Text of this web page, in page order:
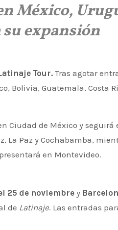
México,
expansión
Tour. Tras agotar
Bolivia, Guatemala, Costa
Ciudad de México y seguirá
La Paz y Cochabamba,
en Montevideo.
25 de noviembrey
de Latinaje. Las entradas